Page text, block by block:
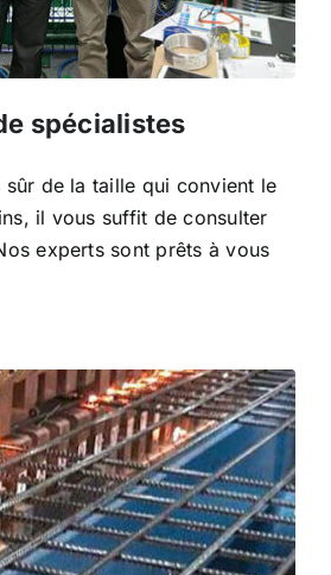
spécialistes
sûr de la taille qui convient le
il vous suffit de consulter
experts sont prêts à vous